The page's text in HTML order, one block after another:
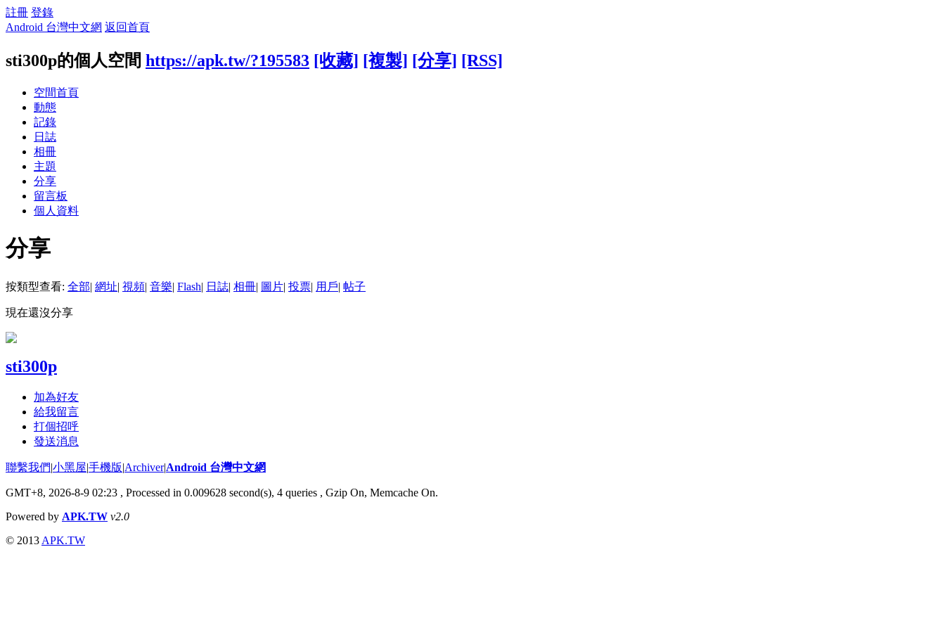
註冊 登錄
Android 台灣中文網 返回首頁
sti300p的個人空間 https://apk.tw/?195583 [收藏] [複製] [分享] [RSS]
空間首頁
動態
記錄
日誌
相冊
主題
分享
留言板
個人資料
分享
按類型查看: 全部| 網址| 視頻| 音樂| Flash| 日誌| 相冊| 圖片| 投票| 用戶| 帖子
現在還沒分享
sti300p
加為好友
給我留言
打個招呼
發送消息
聯繫我們|小黑屋|手機版|Archiver|Android 台灣中文網
GMT+8, 2026-8-9 02:23 , Processed in 0.009628 second(s), 4 queries , Gzip On, Memcache On.
Powered by APK.TW v2.0
© 2013 APK.TW